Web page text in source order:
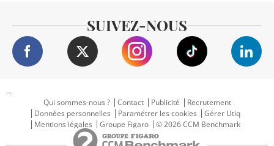
SUIVEZ-NOUS
...
Qui sommes-nous ?
Contact Publicité
Recrutement
Données personnelles
Paramétrer les cookies
Gérer Utiq
Mentions légales
Groupe Figaro © 2026 CCM Benchmark